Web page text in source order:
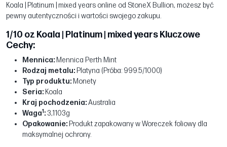
Koala | Platinum | mixed years online od StoneX Bullion, możesz być
pewny autentyczności i wartości swojego zakupu.
1/10 oz Koala | Platinum | mixed years Kluczowe
Cechy:
Mennica: Mennica Perth Mint
Rodzaj metalu: Platyna (Próba: 999.5/1000)
Typ produktu: Monety
Seria: Koala
Kraj pochodzenia:Australia
Waga1: 3,1103g
Opakowanie: Produkt zapakowany w Woreczek foliowy dla
maksymalnej ochrony.